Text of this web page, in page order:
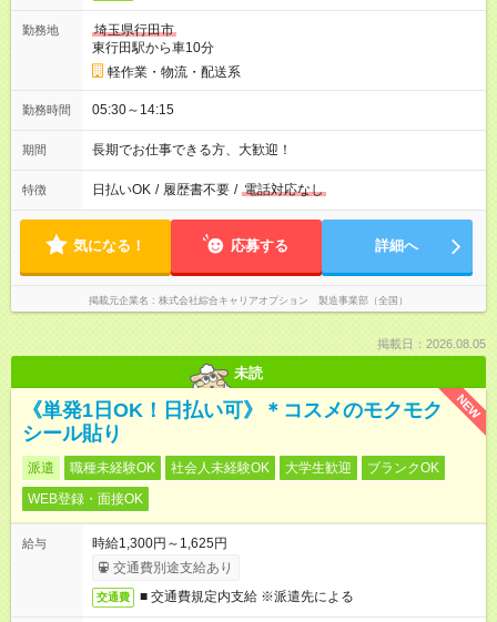
勤務地
埼玉県行田市
東行田駅から車10分
軽作業・物流・配送系
勤務時間 05:30～14:15
期間 長期でお仕事できる方、大歓迎！
特徴 日払いOK / 履歴書不要 / 電話対応なし
気になる！ 応募する 詳細へ
掲載元企業名 株式会社綜合キャリアオプション 製造事業部（全国）
掲載日：2026.08.05
未読
NEW
《単発1日OK！日払い可》＊コスメのモクモク
シール貼り
派遣 職種未経験OK 社会人未経験OK 大学生歓迎
ブランクOK
WEB登録・面接OK
給与
時給1,300円～1,625円
交通費別途支給あり
交通費 ■ 交通費規定内支給 ※派遣先による